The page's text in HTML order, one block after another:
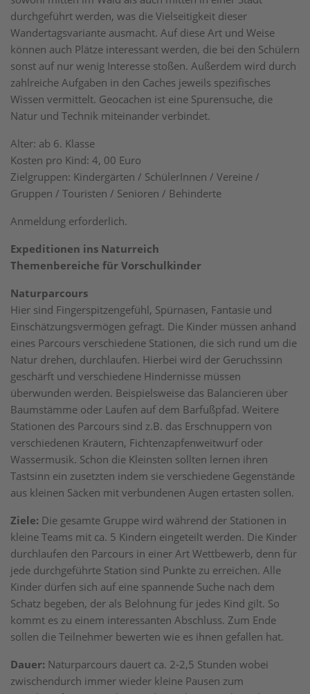
durchgeführt werden, was die Vielseitigkeit dieser
Wandertagsvariante ausmacht. Auf diese Art und Weise
können auch Plätze interessant werden, die bei den Schülern
sonst auf nur wenig Interesse stoßen. Außerdem wird durch
zahlreiche Aufgaben in den Caches jeweils spezifisches
Wissen vermittelt. Geocachen ist eine Spurensuche, die
Natur und Technik miteinander verbindet.
Alter: ab 6. Klasse
Kosten pro Kind: 4, 00 Euro
Zielgruppen: Kindergärten / SchülerInnen / Vereine /
Gruppen / Touristen / Senioren / Behinderte
Anmeldung erforderlich.
Expeditionen ins Naturreich
Themenbereiche für Vorschulkinder
Naturparcours
Hier sind Fingerspitzengefühl, Spürnasen, Fantasie und
Einschätzungsvermögen gefragt. Die Kinder müssen anhand
eines Parcours verschiedene Stationen, die sich rund um die
Natur drehen, durchlaufen. Hierbei wird der Geruchssinn
geschärft und verschiedene Hindernisse müssen
überwunden werden. Beispielsweise das Balancieren über
Baumstämme oder Laufen auf dem Barfußpfad. Weitere
Stationen des Parcours sind z.B. das Erschnuppern von
verschiedenen Kräutern, Fichtenzapfenweitwurf oder
Wassermusik. Schon die Kleinsten sollten lernen ihren
Tastsinn ein zusetzten indem sie verschiedene Gegenstände
aus kleinen Säcken mit verbundenen Augen ertasten sollen.
Ziele: Die gesamte Gruppe wird während der Stationen in
kleine Teams mit ca. 5 Kindern eingeteilt werden. Die Kinder
durchlaufen den Parcours in einer Art Wettbewerb, denn für
jede durchgeführte Station sind Punkte zu erreichen. Alle
Kinder dürfen sich auf eine spannende Suche nach dem
Schatz begeben, der als Belohnung für jedes Kind gilt. So
kommt es zu einem interessanten Abschluss. Zum Ende
sollen die Teilnehmer bewerten wie es ihnen gefallen hat.
Dauer: Naturparcours dauert ca. 2-2,5 Stunden wobei
zwischendurch immer wieder kleine Pausen zum